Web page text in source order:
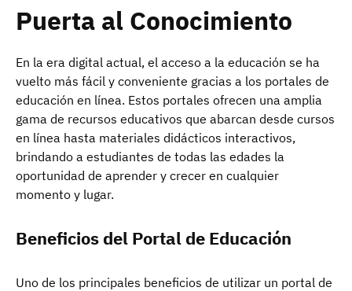
Puerta al Conocimiento
En la era digital actual, el acceso a la educación se ha
vuelto más fácil y conveniente gracias a los portales de
educación en línea. Estos portales ofrecen una amplia
gama de recursos educativos que abarcan desde cursos
en línea hasta materiales didácticos interactivos,
brindando a estudiantes de todas las edades la
oportunidad de aprender y crecer en cualquier
momento y lugar.
Beneficios del Portal de Educación
Uno de los principales beneficios de utilizar un portal de